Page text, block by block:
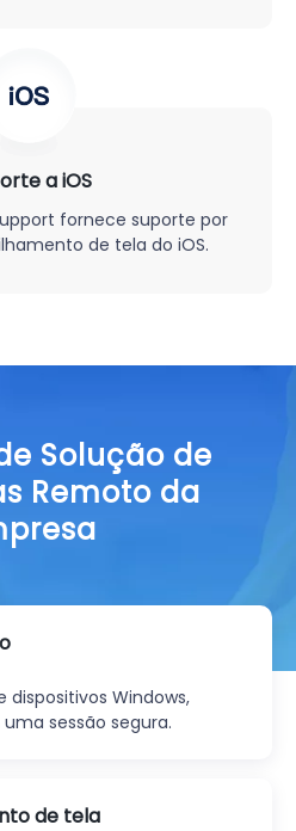
a iOS
fornece suporte por
de tela do iOS.
Solução de
Remoto da
Windows,
sessão segura.
de tela